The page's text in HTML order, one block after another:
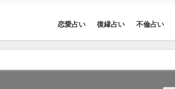
恋愛占い 復縁占い 不倫占い